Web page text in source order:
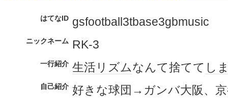
はてなID gsfootball3tbase3gbmusic
ニックネーム RK-3
一行紹介 生活リズムなんて捨てて し
自己紹介 好きな球団→ガンバ大阪、